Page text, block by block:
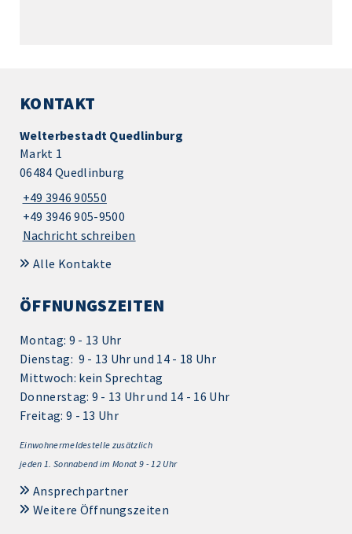
KONTAKT
Welterbestadt Quedlinburg
Markt 1
06484 Quedlinburg
+49 3946 90550
+49 3946 905-9500
Nachricht schreiben
Alle Kontakte
ÖFFNUNGSZEITEN
Montag: 9 - 13 Uhr
Dienstag: 9 - 13 Uhr und 14 - 18 Uhr
Mittwoch: kein Sprechtag
Donnerstag: 9 - 13 Uhr und 14 - 16 Uhr
Freitag: 9 - 13 Uhr
Einwohnermeldestelle zusätzlich
jeden 1. Sonnabend im Monat 9 - 12 Uhr
Ansprechpartner
Weitere Öffnungszeiten